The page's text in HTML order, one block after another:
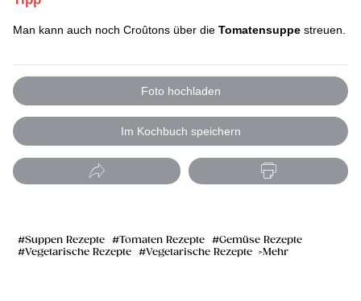
Man kann auch noch Croûtons über die Tomatensuppe streuen.
Foto hochladen
Im Kochbuch speichern
Suppen Rezepte Tomaten Rezepte
Gemüse Rezepte
Vegetarische Rezepte
Vegetarische Rezepte Mehr